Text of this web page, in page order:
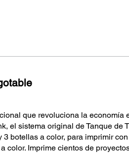
que revoluciona la economía
el sistema original de Tanque de
3 botellas a color, para imprimir
color. Imprime cientos de